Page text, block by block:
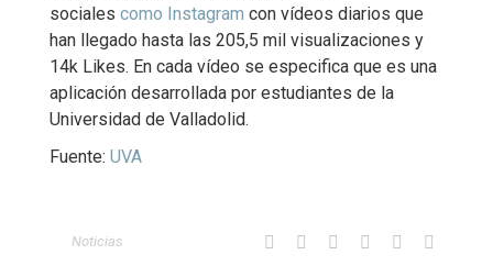
sociales como Instagram con vídeos diarios que
han llegado hasta las 205,5 mil visualizaciones y
14k Likes. En cada vídeo se especifica que es una
aplicación desarrollada por estudiantes de la
Universidad de Valladolid.
Fuente: UVA
Noticias